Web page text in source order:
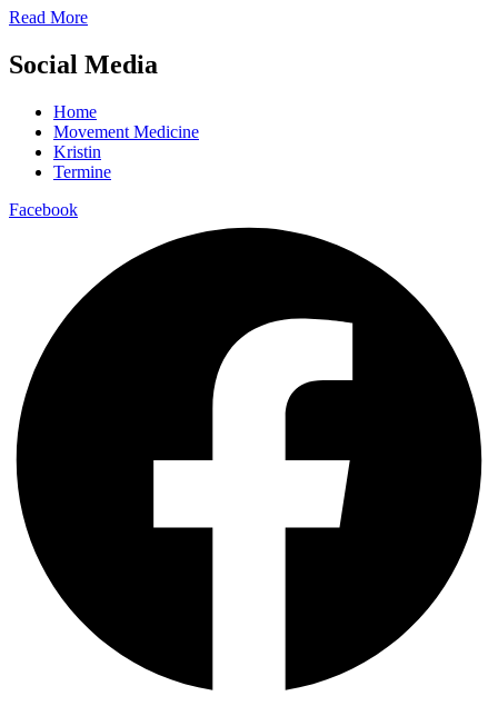
Read More
Social Media
Home
Movement Medicine
Kristin
Termine
Facebook